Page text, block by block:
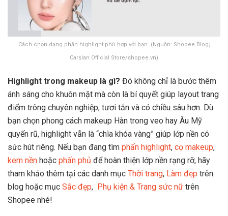
Cách chọn dạng phấn highlight phù hợp với bạn. (Nguồn: Shopee Blog;
Carslan Official Store/shopee.vn)
Highlight trong makeup là gì? Đó không chỉ là bước thêm
ánh sáng cho khuôn mặt mà còn là bí quyết giúp layout trang
điểm trông chuyên nghiệp, tươi tắn và có chiều sâu hơn. Dù
bạn chọn phong cách makeup Hàn trong veo hay Âu Mỹ
quyến rũ, highlight vẫn là “chìa khóa vàng” giúp lớp nền có
sức hút riêng. Nếu bạn đang tìm phấn highlight, cọ makeup,
kem nền hoặc phấn phủ để hoàn thiện lớp nền rạng rỡ, hãy
tham khảo thêm tại các danh mục Thời trang, Làm đẹp trên
blog hoặc mục Sắc đẹp, Phụ kiện & Trang sức nữ trên
Shopee nhé!